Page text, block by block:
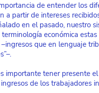
de entender los
a partir de intereses
en el pasado, nuestro
terminología económica
que en lenguaje
importante tener presente
de los trabajadores